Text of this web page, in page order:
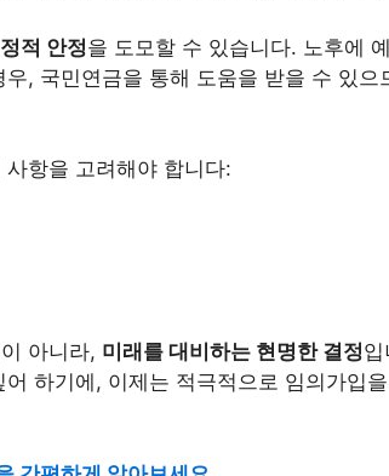
적 안정을 도모할 수 있습니다. 노후에
, 국민연금을 통해 도움을 받을 수 있으
항을 고려해야 합니다:
아니라, 미래를 대비하는 현명한 결정
하기에, 이제는 적극적으로 임의가입